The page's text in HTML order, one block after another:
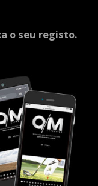
o seu registo.